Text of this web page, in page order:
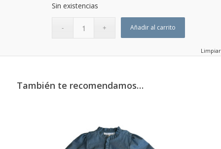
Limpiar
Sin existencias
Añadir al carrito
También te recomendamos…